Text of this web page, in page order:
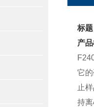
标
产
它
止
持